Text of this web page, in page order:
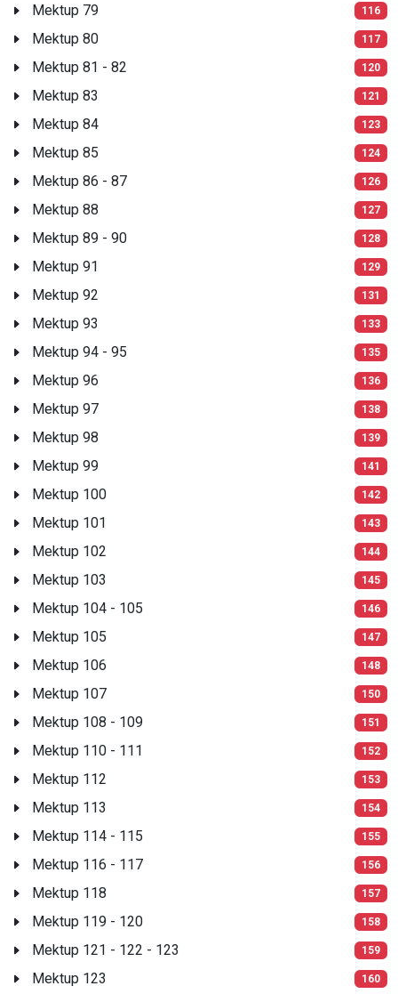
Mektup 79 116
Mektup 80 117
Mektup 81 - 82 120
Mektup 83 121
Mektup 84 123
Mektup 85 124
Mektup 86 - 87 126
Mektup 88 127
Mektup 89 - 90 128
Mektup 91 129
Mektup 92 131
Mektup 93 133
Mektup 94 - 95 135
Mektup 96 136
Mektup 97 138
Mektup 98 139
Mektup 99 141
Mektup 100 142
Mektup 101 143
Mektup 102 144
Mektup 103 145
Mektup 104 - 105 146
Mektup 105 147
Mektup 106 148
Mektup 107 150
Mektup 108 - 109 151
Mektup 110 - 111 152
Mektup 112 153
Mektup 113 154
Mektup 114 - 115 155
Mektup 116 - 117 156
Mektup 118 157
Mektup 119 - 120 158
Mektup 121 - 122 - 123 159
Mektup 123 160